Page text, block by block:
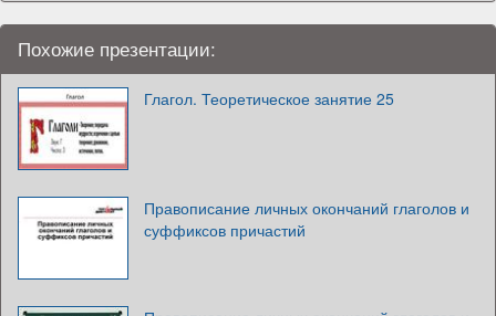
Похожие презентации:
Глагол. Теоретическое занятие 25
Правописание личных окончаний глаголов и
суффиксов причастий